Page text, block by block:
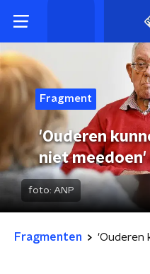
Fragment
'Ouderen
niet meedoen'
foto: ANP
Fragmenten